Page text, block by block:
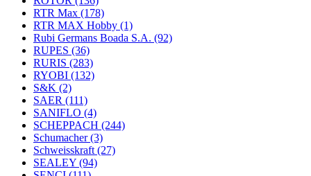
RTR Max (178)
RTR MAX Hobby (1)
Rubi Germans Boada S.A. (92)
RUPES (36)
RURIS (283)
RYOBI (132)
S&K (2)
SAER (111)
SANIFLO (4)
SCHEPPACH (244)
Schumacher(3)
Schweisskraft (27)
SEALEY (94)